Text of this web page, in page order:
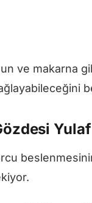
ve makarna